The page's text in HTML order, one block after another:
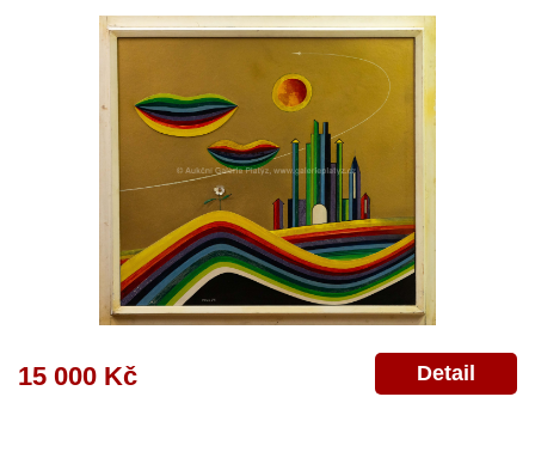
15 000 Kč Detail